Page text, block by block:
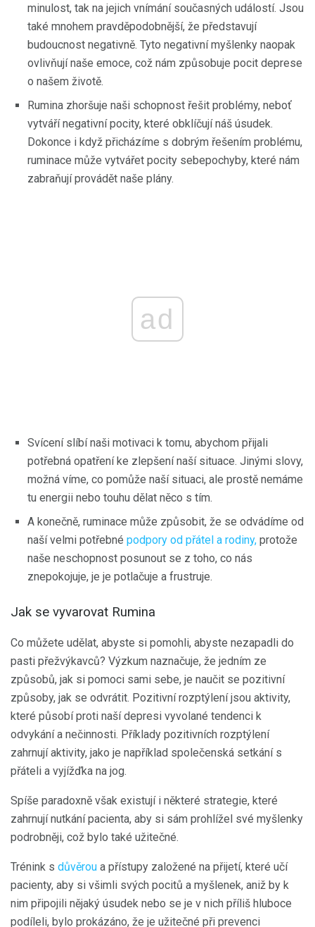
minulost, tak na jejich vnímání současných událostí. Jsou
také mnohem pravděpodobnější, že představují
budoucnost negativně. Tyto negativní myšlenky naopak
ovlivňují naše emoce, což nám způsobuje pocit deprese
o našem životě.
Rumina zhoršuje naši schopnost řešit problémy, neboť
vytváří negativní pocity, které obklíčují náš úsudek.
Dokonce i když přicházíme s dobrým řešením problému,
ruminace může vytvářet pocity sebepochyby, které nám
zabraňují provádět naše plány.
ad
Svícení slíbí naši motivaci k tomu, abychom přijali
potřebná opatření ke zlepšení naší situace. Jinými slovy,
možná víme, co pomůže naší situaci, ale prostě nemáme
tu energii nebo touhu dělat něco s tím.
A konečně, ruminace může způsobit, že se odvádíme od
naší velmi potřebné podpory od přátel a rodiny, protože
naše neschopnost posunout se z toho, co nás
znepokojuje, je je potlačuje a frustruje.
Jak se vyvarovat Rumina
Co můžete udělat, abyste si pomohli, abyste nezapadli do
pasti přežvýkavců? Výzkum naznačuje, že jedním ze
způsobů, jak si pomoci sami sebe, je naučit se pozitivní
způsoby, jak se odvrátit. Pozitivní rozptýlení jsou aktivity,
které působí proti naší depresi vyvolané tendenci k
odvykání a nečinnosti. Příklady pozitivních rozptýlení
zahrnují aktivity, jako je například společenská setkání s
přáteli a vyjížďka na jog.
Spíše paradoxně však existují i ​​některé strategie, které
zahrnují nutkání pacienta, aby si sám prohlížel své myšlenky
podrobněji, což bylo také užitečné.
Trénink s důvěrou a přístupy založené na přijetí, které učí
pacienty, aby si všimli svých pocitů a myšlenek, aniž by k
nim připojili nějaký úsudek nebo se je v nich příliš hluboce
podíleli, bylo prokázáno, že je užitečné při prevenci